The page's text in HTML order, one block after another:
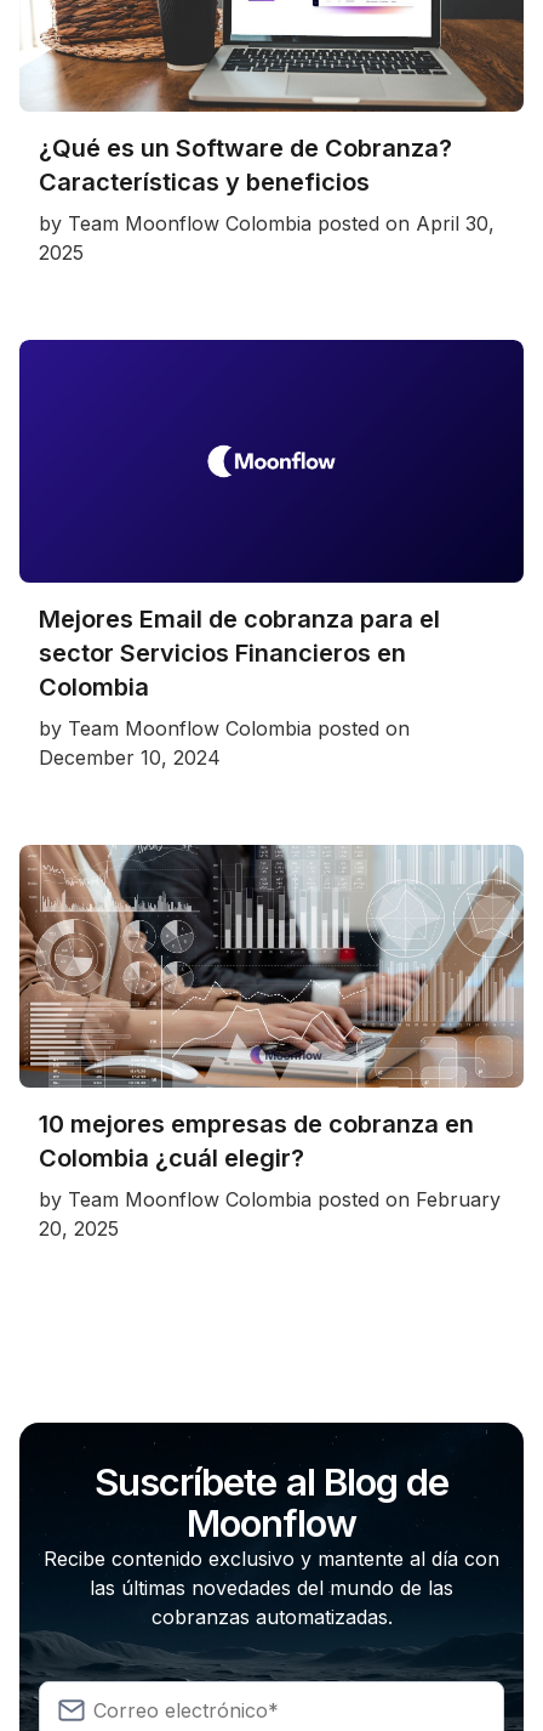
¿Qué es un Software de Cobranza?
Características y beneficios
by Team Moonflow Colombia posted on April 30,
2025
Mejores Email de cobranza para el
sector Servicios Financieros en
Colombia
by Team Moonflow Colombia posted on
December 10, 2024
10 mejores empresas de cobranza en
Colombia ¿cuál elegir?
by Team Moonflow Colombia posted on February
20, 2025
Suscríbete al Blog de
Moonflow
Recibe contenido exclusivo y mantente al día con
las últimas novedades del mundo de las
cobranzas automatizadas.